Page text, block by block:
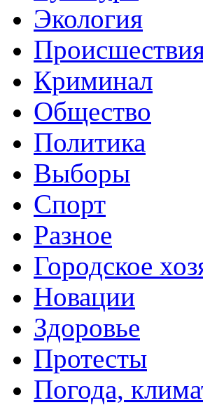
Экология
Криминал
Общество
Политика
Выборы
Спорт
Разное
Городское
Новации
Здоровье
Протесты
Погода,